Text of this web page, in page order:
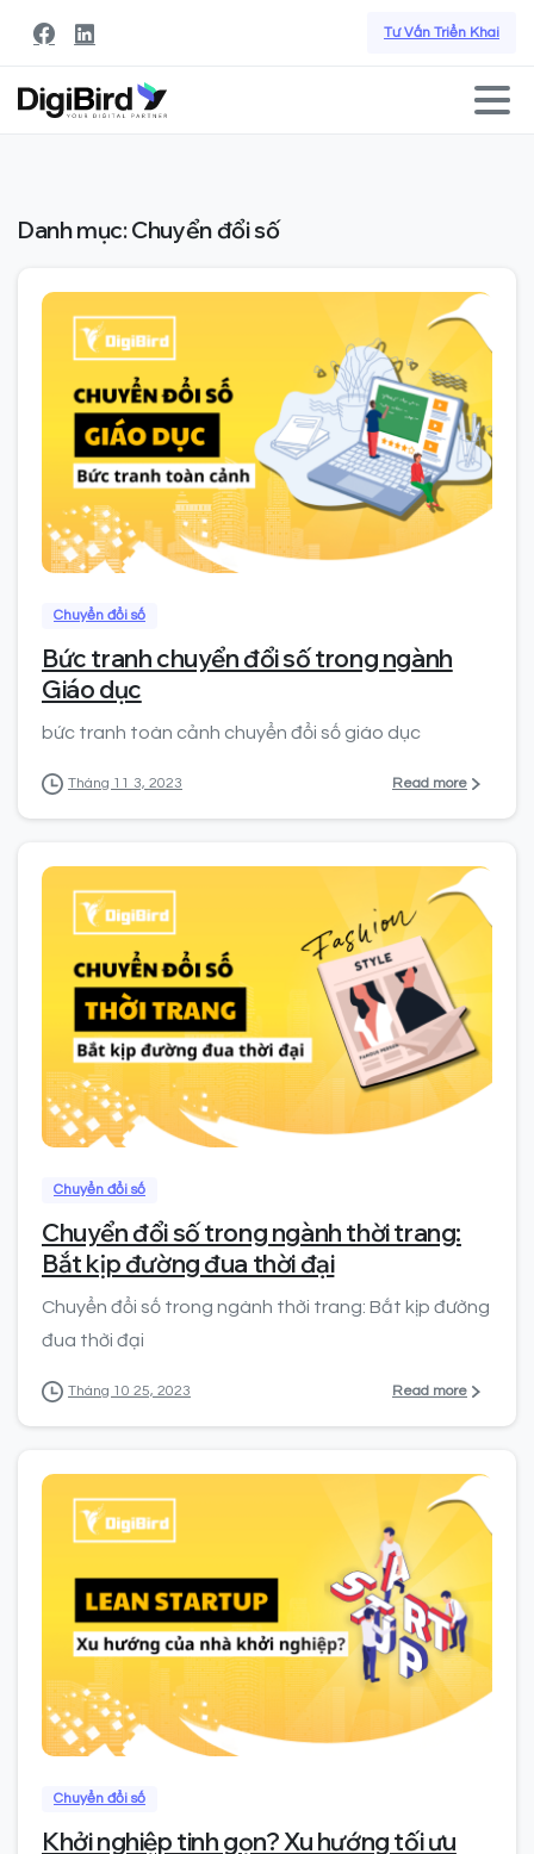
Tư Vấn Triển Khai
Danh mục:Chuyển đổi số
Chuyển đổi số
Bức tranh chuyển đổi số trong ngành
Giáo dục
bức tranh toàn cảnh chuyển đổi số giáo dục
Tháng 11 3, 2023 Read more
Chuyển đổi số
Chuyển đổi số trong ngành thời trang:
Bắt kịp đường đua thời đại
Chuyển đổi số trong ngành thời trang: Bắt kịp đường
đua thời đại
Tháng 10 25, 2023 Read more
Chuyển đổi số
Khởi nghiệp tinh gọn? Xu hướng tối ưu